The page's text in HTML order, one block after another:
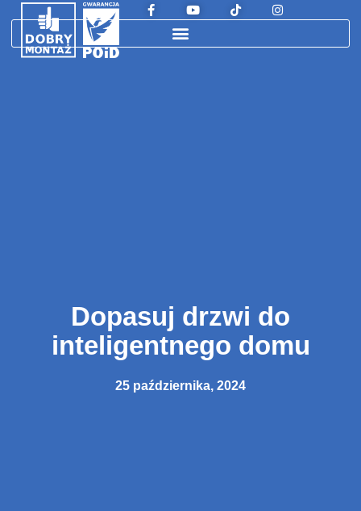
Dopasuj drzwi do
inteligentnego domu
25 października, 2024